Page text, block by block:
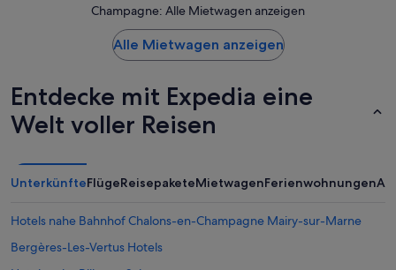
Champagne: Alle Mietwagen anzeigen
Alle Mietwagen anzeigen
Entdecke mit Expedia eine
Welt voller Reisen
UnterkünfteFlügeReisepaketeMietwagenFerienwohnungen
Hotels nahe Bahnhof Chalons-en-Champagne Mairy-sur-Marne
Bergères-Les-Vertus Hotels